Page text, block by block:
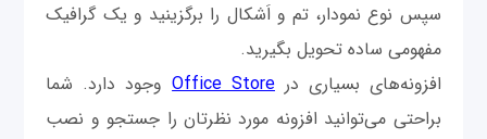
سپس نوع نمودار، تم و اَشکال را برگزینید و یک گرافیک
مفهومی ساده تحویل بگیرید.
افزونه‌های بسیاری درOffice Storeوجود دارد. شما
براحتی می‌توانید افزونه مورد نظرتان را جستجو و نصب